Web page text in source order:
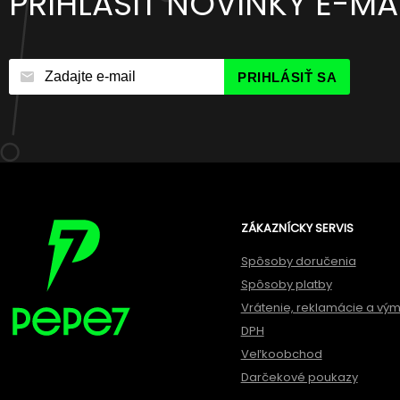
PRIHLÁSIŤ SA
ZÁKAZNÍCKY SERVIS
Spôsoby doručenia
Spôsoby platby
Vrátenie, reklamácie a
DPH
Veľkoobchod
Darčekové poukazy